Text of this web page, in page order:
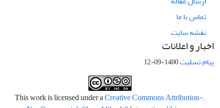
تماس با ما
نقشه سایت
اخبار و اعلانات
پیام تسلیت1400-09-12
.This work is licensed under a
Creative Commons Attribution-